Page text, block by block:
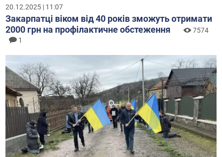
20.12.2025 | 11:07
Закарпатці віком від 40 років зможуть отримати
2000 грн на профілактичне обстеження
7574
1